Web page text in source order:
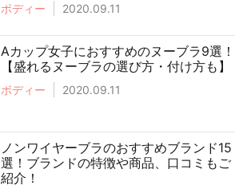
ボディー 2020.09.11
Aカップ女子におすすめのヌーブラ9選！
【盛れるヌーブラの選び方・付け方も】
ボディー 2020.09.11
ノンワイヤーブラのおすすめブランド15
選！ブランドの特徴や商品、口コミもご
紹介！